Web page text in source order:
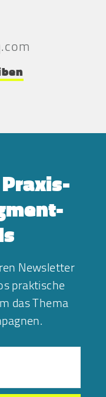
Newsletter
praktische
das Thema